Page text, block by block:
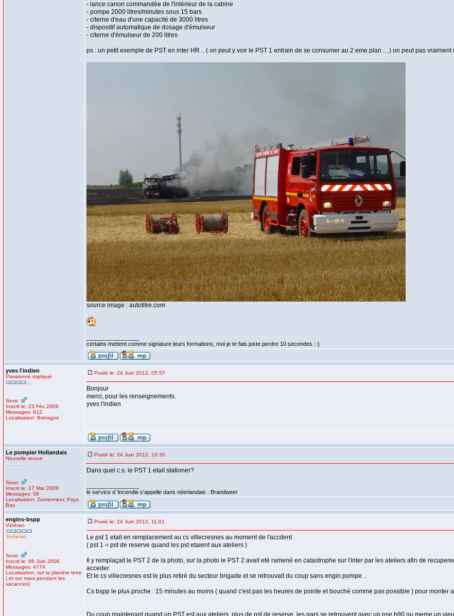
- lance canon commandée de l'intérieur de la cabine
- pompe 2000 litres/minutes sous 15 bars
- citerne d'eau d'une capacité de 3000 litres
- dispositif automatique de dosage d'émulseur
- citerne d'émulseur de 200 litres
ps : un petit exemple de PST en inter HR .. ( on peut y voir le PST 1 entrain de se consumer au 2 eme plan ....) on peut pas
source image : autotitre.com
certains mettent comme signature leurs formations, moi je te fais juste perdre 10 secondes :-)
yves l'indien
Passionné impliqué
Sexe:
Inscrit le: 23 Fév 2009
Messages: 812
Localisation: Bretagne
Posté le: 24 Juin 2012, 05:57
Bonjour
merci, pour les renseignements.
yves l'indien
Le pompier Hollandais
Nouvelle recrue
Sexe:
Inscrit le: 17 Mar 2008
Messages: 58
Localisation: Zoetermeer, Pays
Bas
Posté le: 24 Juin 2012, 10:30
Dans quel c.s. le PST 1 etait stationer?
le service d 'incendie s'appelle dans néerlandais : Brandweer
engins-bspp
Vétéran
Sexe:
Inscrit le: 06 Juin 2006
Messages: 4774
Localisation: sur la planète terre
( et sur mars pendant les
vacances)
Posté le: 24 Juin 2012, 11:01
Le pst 1 etait en remplacement au cs villecresnes au moment de l'accdent
( pst 1 = pst de reserve quand les pst etaient aux ateliers )
Il y remplaçait le PST 2 de la photo, sur la photo le PST 2 avait eté ramené en catastrophe sur l'inter par les ateliers afin de
acceder
Et le cs villecresnes est le plus retiré du secteur brigade et se retrouvait du coup sans engin pompe ..
Cs bspp le plus proche : 15 minutes au moins ( quand c'est pas les heures de pointe et bouché comme pas possible ) pour monter
Du coup maintenant quand un PST est aux ateliers, plus de pst de reserve, les gars se retrouvent avec un pse b90 ou meme un